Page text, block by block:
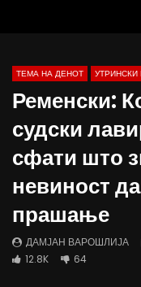
Д-р Беговиќ: Обуката
трае предолго за да
да го губиме стручниот
ДАМЈАН ВАРОШЛИЈА
ЈУНИ 30, 2022
0
ТЕМА НА ДЕНОТ УТРИНСКИ
Ременски:
судски
сфати што
невиност
прашање
ДАМЈАН ВАРОШЛИЈА
12.8K
64